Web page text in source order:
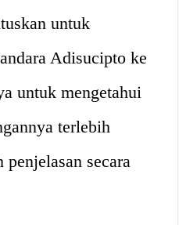
untuk
Adisucipto ke
untuk mengetahui
terlebih
secara